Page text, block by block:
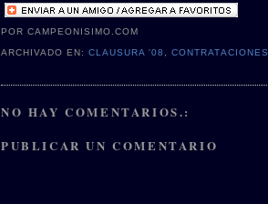
POR CAMPEONISIMO.COM
ARCHIVADO EN:CLAUSURA '08 ,CONTRATACIONES
NO HAY COMENTARIOS.:
PUBLICAR UN COMENTARIO